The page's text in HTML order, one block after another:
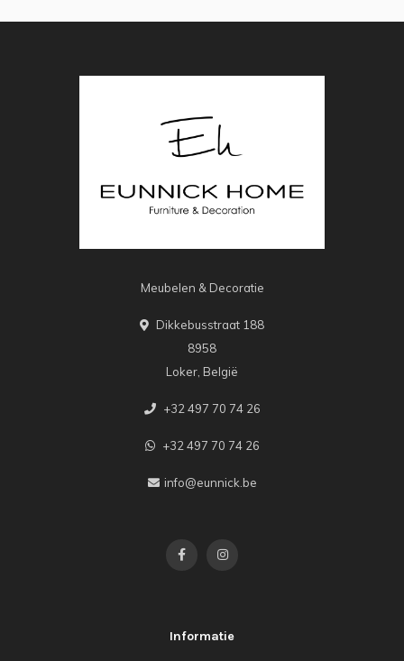
Meubelen & Decoratie
Dikkebusstraat 188
8958
Loker, België
+32 497 70 74 26
+32 497 70 74 26
info@eunnick.be
Informatie